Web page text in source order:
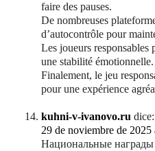
faire des pauses.
De nombreuses
d’autocontrôle pour
Les joueurs responsables
une stabilité émotionnelle.
Finalement, le jeu
pour une expérience
kuhni-v-ivanovo.ru dice:
29 de noviembre de 2025
Национальные